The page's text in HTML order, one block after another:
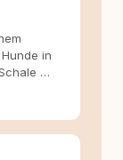
und betreue
richtet
lassen sich
in
…